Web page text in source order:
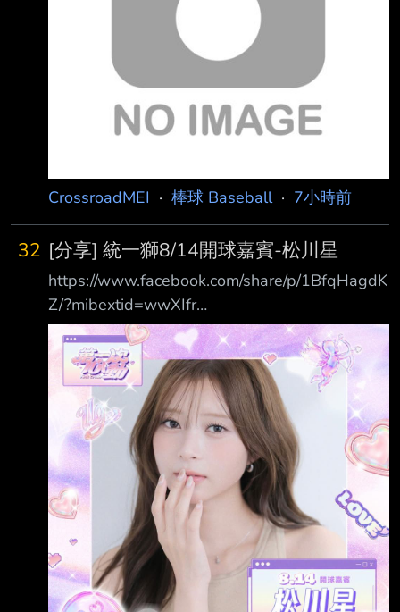
、村上頌樹、宮崎敏郎、上澤直之等人都還要高
完全是日職球隊門面等級的球星才有的薪水 ----
Sent from BePTT on my Google Pixel 7 --
CrossroadMEI · 棒球 Baseball· 7小時前
32 [分享] 統一獅8/14開球嘉賓-松川星
https://www.facebook.com/share/p/1BfqHagdK
Z/?mibextid=wwXIfr
https://i.mopix.cc/EkgTXX.jpg 日本以女演員及
模特兒身分活躍的松川星（Akari Matsukawa）
將於 8/14(五) 蒞臨台南 亞太成棒主球場擔任賽
前開球嘉賓，為2026「第一次心動」女孩主題
日率先揭開序幕，開 出漂亮好球。 松川星出生
於日本神奈川縣，近年活躍於戲劇、電影、廣告
及時尚圈，不僅擔任日本知名 女性時尚雜誌
《JJ》專屬模特兒，也曾參與《地獄に